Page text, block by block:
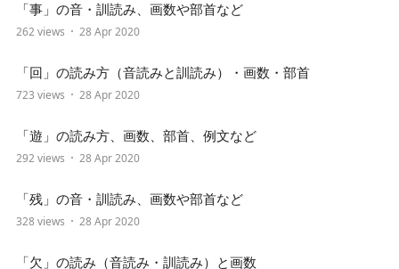
「事」の音・訓読み、画数や部首など
262 views 28 Apr 2020
「回」の読み方（音読みと訓読み）・画数・部首
723 views 28 Apr 2020
「遊」の読み方、画数、部首、例文など
292 views 28 Apr 2020
「残」の音・訓読み、画数や部首など
328 views 28 Apr 2020
「欠」の読み（音読み・訓読み）と画数